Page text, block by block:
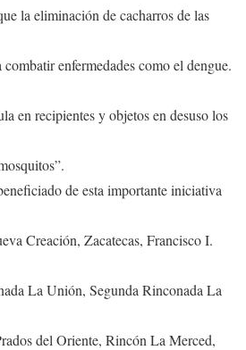
la eliminación de cacharros de las
enfermedades como el dengue.
en recipientes y objetos en desuso los
de esta importante iniciativa
Creación, Zacatecas, Francisco I.
La Unión, Segunda Rinconada La
del Oriente, Rincón La Merced,